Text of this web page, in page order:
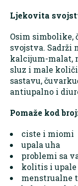
Ljekovita
Osim simbolike,
svojstva. Sadrži
kalcijum-malat,
sluz i male
sastavu,
antiupalno i
Pomaže kod
ciste i miomi
upala uha
problemi sa
kolitis i
menstrualne